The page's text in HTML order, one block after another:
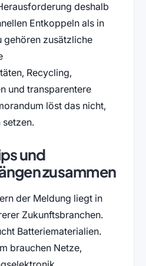
deshalb
Entkoppeln als in
gehören zusätzliche
Recycling,
und transparentere
löst das nicht,
setzen.
und
zusammen
der Meldung liegt in
Zukunftsbranchen.
Batteriematerialien.
brauchen Netze,